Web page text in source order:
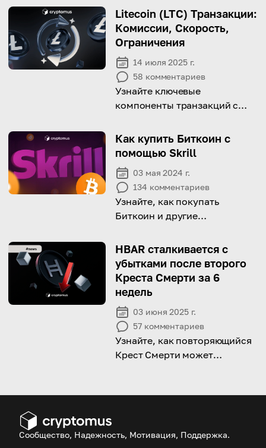
Litecoin (LTC) Транзакции:
Комиссии, Скорость,
Ограничения
14 июля 2025 г.
58 комментариев
Узнайте ключевые
компоненты транзакций с
свои платежи эффективными
и безопасными!
Как купить Биткоин с
помощью Skrill
03 мая 2024 г.
134 комментариев
Узнайте, как покупать
Биткоин и другие
Skrill шаг за шагом!
HBAR сталкивается с
убытками после второго
Креста Смерти за 6
недель
03 июня 2025 г.
57 комментариев
Узнайте, как повторяющийся
Крест Смерти может
Сообщество, Надежность, Мотивация, Поддержка.